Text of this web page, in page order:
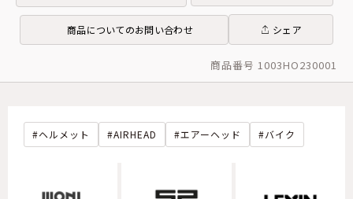
商品についてのお問い合わせ シェア
商品番号 1003HO230001
ヘルメット AIRHEAD エアーヘッド バイク